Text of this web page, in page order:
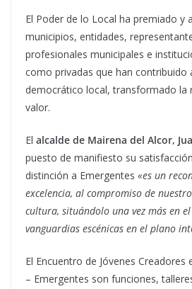
El Poder de lo Local ha premiado y
municipios, entidades,
profesionales municipales e
como privadas que han contribuido
democrático local, transformado la
valor.
El alcalde de Mairena del Alcor,
puesto de manifiesto su
distinción a Emergentes «es un
excelencia, al compromiso de
cultura, situándolo una vez más en
vanguardias escénicas en el plano
El Encuentro de Jóvenes Creadores
– Emergentes son funciones,